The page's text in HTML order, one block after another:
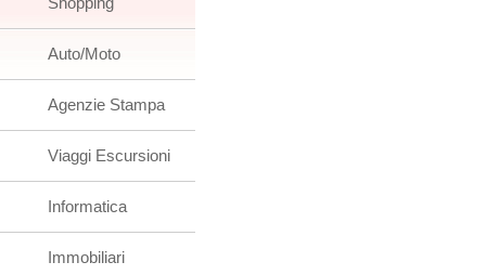
Auto/Moto
Agenzie Stampa
Viaggi Escursioni
Informatica
Immobiliari